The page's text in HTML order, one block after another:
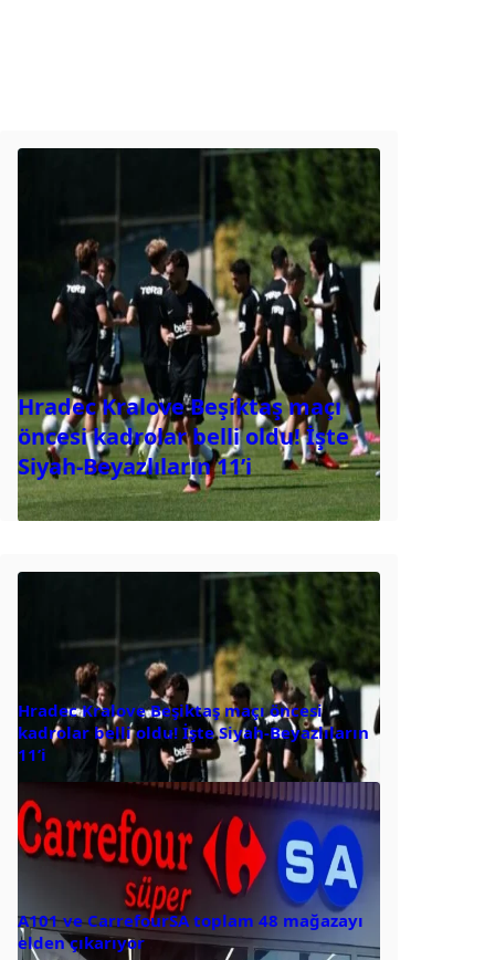
Hradec Kralove Beşiktaş maçı
öncesi kadrolar belli oldu! İşte
Siyah-Beyazlıların 11’i
Hradec Kralove Beşiktaş maçı öncesi
kadrolar belli oldu! İşte Siyah-Beyazlıların
11’i
A101 ve CarrefourSA toplam 48 mağazayı
elden çıkarıyor